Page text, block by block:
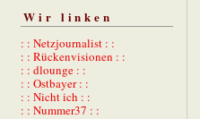
Wir linken
: : Netzjournalist : :
: : Rückenvisionen : :
: : dlounge : :
: : Ostbayer : :
: : Nicht ich : :
: : Nummer37 : :